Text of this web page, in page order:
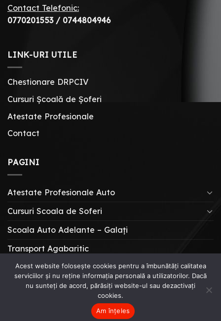
Contact Telefonic:
0770201553/ 0744804946
LINK-URI UTILE
Chestionare DRPCIV
Cursuri Școală de Șoferi
Atestate Profesionale
Contact
PAGINI
Atestate Profesionale Auto
Cursuri Scoala de Soferi
Scoala Auto Adelante – Galați
Transport Agabaritic
CURSURI SCOALA DE SOFERI
ATESTATE PROFESIONALE AUTO
ÎNTREBĂRI & SFATURI
Școala Auto Adelante
Bodeanu
Acest website folosește cookies pentru a îmbunătăți calitatea
serviciilor și nu reține informația personală a utilizatorilor. Dacă
nu sunteți de acord, părăsiți website-ul sau dezactivați
cookies.
Am înțeles